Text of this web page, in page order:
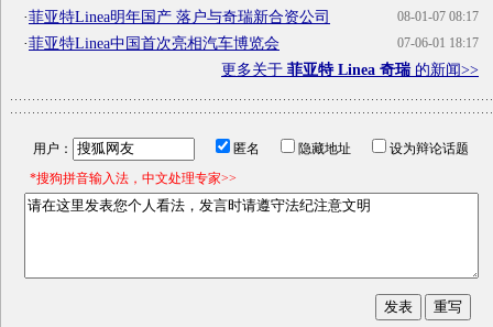
08-01-07 08:17
·菲亚特Linea明年国产 落户与奇瑞新合资公司
07-06-01 18:17
·菲亚特Linea中国首次亮相汽车博览会
更多关于 菲亚特 Linea 奇瑞的新闻>>
用户： 匿名 隐藏地址
设为辩论话题
*搜狗拼音输入法，中文处理专家>>